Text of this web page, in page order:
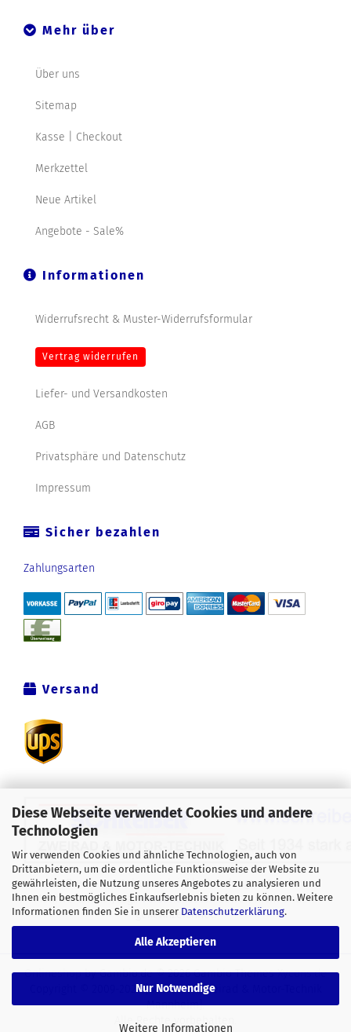
Diese Webseite verwendet Cookies und andere
Technologien
Wir verwenden Cookies und ähnliche Technologien, auch von
Drittanbietern, um die ordentliche Funktionsweise der Website zu
gewährleisten, die Nutzung unseres Angebotes zu analysieren und
Ihnen ein bestmögliches Einkaufserlebnis bieten zu können. Weitere
Informationen finden Sie in unserer Datenschutzerklärung.
Alle Akzeptieren
Nur Notwendige
Weitere Informationen
Mehr über
Über uns
Sitemap
Kasse | Checkout
Merkzettel
Neue Artikel
Angebote - Sale%
Informationen
Widerrufsrecht & Muster-Widerrufsformular
Vertrag widerrufen
Liefer- und Versandkosten
AGB
Privatsphäre und Datenschutz
Impressum
Sicher bezahlen
Zahlungsarten
Versand
Alle Preise verstehen sich inklusive der gesetzlichen
Mehrwertsteuer, zzgl.Versandkostensoweit nicht anders
gekennzeichnet.
Onlineshopby Gambio.de © 2026 Gambio ThemesXycons.de
Copyright © 2009-2024 [Schreiber Zweirad & Motor-Technik
Mannheim].
Alle Rechte vorbehalten.